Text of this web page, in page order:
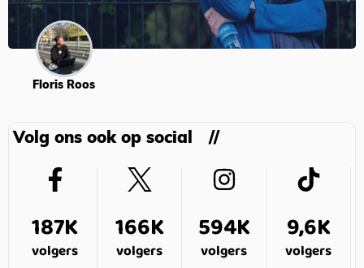
Floris Roos
Volg ons ook op social
187K
volgers
166K
volgers
594K
volgers
9,6K
volgers